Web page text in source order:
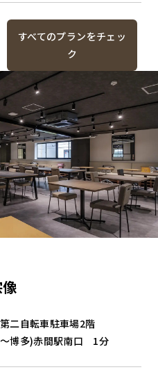
すべてのプランをチェッ
ク
二自転車駐車場2階
博多)赤間駅南口 1分